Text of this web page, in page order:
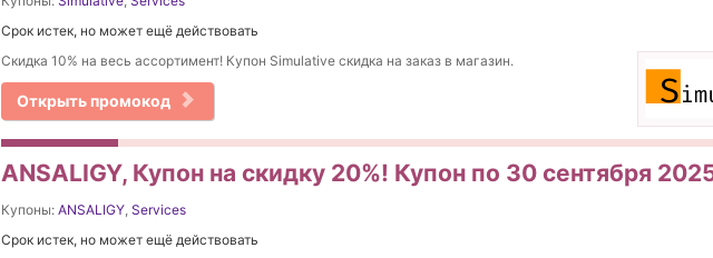
Срок истек, но может ещё действовать
Скидка 10% на весь ассортимент! Купон Simulative скидка на заказ в магазин.
Открыть промокод
ANSALIGY, Купон на скидку 20%! Купон по 30 сентября
Купоны: ANSALIGY, Services
Срок истек, но может ещё действовать